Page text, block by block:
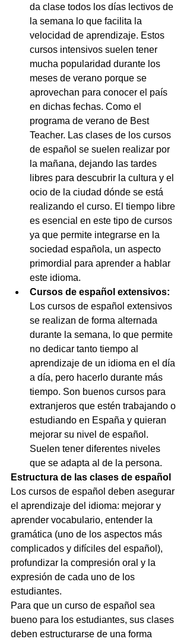
da clase todos los días lectivos de
la semana lo que facilita la
velocidad de aprendizaje. Estos
cursos intensivos suelen tener
mucha popularidad durante los
meses de verano porque se
aprovechan para conocer el país
en dichas fechas. Como el
programa de verano de Best
Teacher. Las clases de los cursos
de español se suelen realizar por
la mañana, dejando las tardes
libres para descubrir la cultura y el
ocio de la ciudad dónde se está
realizando el curso. El tiempo libre
es esencial en este tipo de cursos
ya que permite integrarse en la
sociedad española, un aspecto
primordial para aprender a hablar
este idioma.
Cursos de español extensivos:
Los cursos de español extensivos
se realizan de forma alternada
durante la semana, lo que permite
no dedicar tanto tiempo al
aprendizaje de un idioma en el día
a día, pero hacerlo durante más
tiempo. Son buenos cursos para
extranjeros que estén trabajando o
estudiando en España y quieran
mejorar su nivel de español.
Suelen tener diferentes niveles
que se adapta al de la persona.
Estructura de las clases de español
Los cursos de español deben asegurar
el aprendizaje del idioma: mejorar y
aprender vocabulario, entender la
gramática (uno de los aspectos más
complicados y difíciles del español),
profundizar la compresión oral y la
expresión de cada uno de los
estudiantes.
Para que un curso de español sea
bueno para los estudiantes, sus clases
deben estructurarse de una forma